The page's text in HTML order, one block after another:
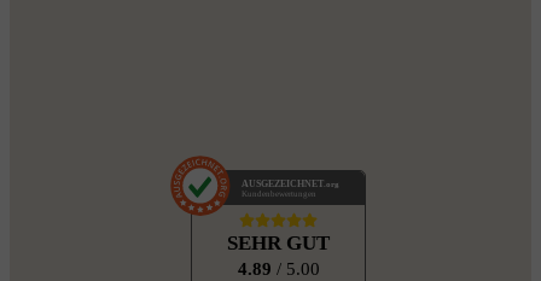
AUSGEZEICHNET .org
Kundenbewertungen
SEHR GUT
4.89 / 5.00